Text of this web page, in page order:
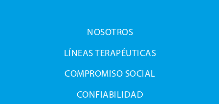
NOSOTROS
LÍNEAS TERAPÉUTICAS
COMPROMISO SOCIAL
CONFIABILIDAD